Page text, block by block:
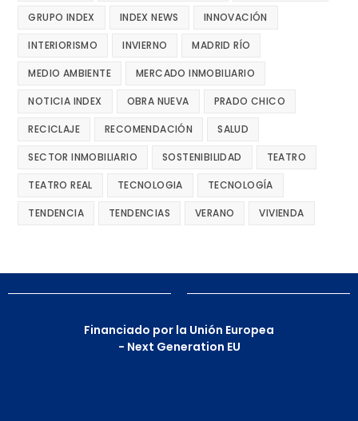
GRUPO INDEX INDEX NEWS INNOVACIÓN
INTERIORISMO INVIERNO MADRID RÍO
MEDIO AMBIENTE MERCADO INMOBILIARIO
NOTICIA INDEX OBRA NUEVA PRADO CHICO
RECICLAJE RECOMENDACIÓN SALUD
SECTOR INMOBILIARIO SOSTENIBILIDAD TEATRO
TEATRO REAL TECNOLOGIA TECNOLOGÍA
TENDENCIA TENDENCIAS VERANO VIVIENDA
Financiado por la Unión Europea
- Next Generation EU